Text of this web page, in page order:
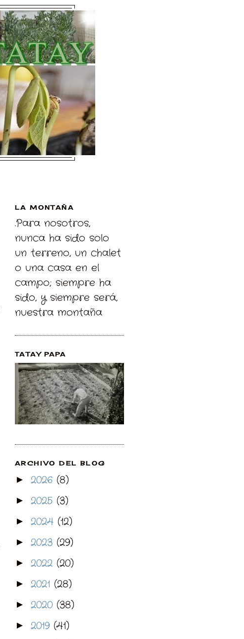
LA MONTAÑA
.Para nosotros,
nunca ha sido solo
un terreno, un chalet
o una casa en el
campo; siempre ha
sido, y siempre será,
nuestra montaña
TATAY PAPA
ARCHIVO DEL BLOG
► 2026 (8)
► 2025 (3)
► 2024 (12)
► 2023 (29)
► 2022 (20)
► 2021 (28)
► 2020 (38)
► 2019 (41)